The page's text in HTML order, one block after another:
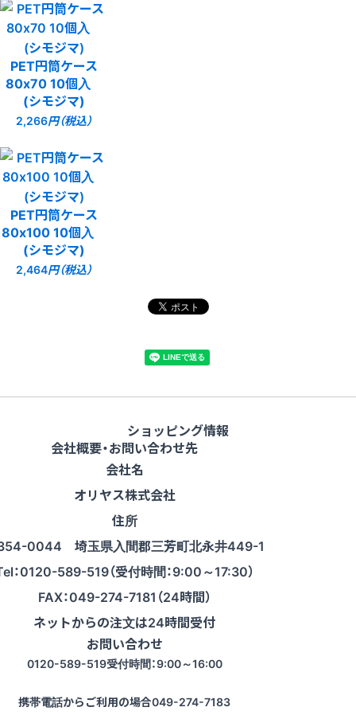
PET円筒ケース
80x70 10個入
(シモジマ)
2,266円（税込）
PET円筒ケース
80x100 10個入
(シモジマ)
2,464円（税込）
ショッピング情報
会社概要・お問い合わせ先
会社名
オリヤス株式会社
住所
0044 埼玉県入間郡三芳町北永井449-1
：0120-589-519（受付時間：9:00～17:30）
FAX：049-274-7181（24時間）
ネットからの注文は24時間受付
お問い合わせ
0120-589-519受付時間：9:00～16:00
携帯電話からご利用の場合049-274-7183